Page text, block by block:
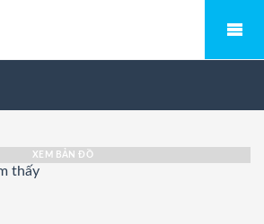
XEM BẢN ĐỒ
thấy